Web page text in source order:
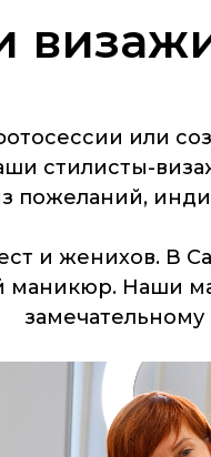
или
стилисты-
пожеланий,
и женихов. В
маникюр. Наши